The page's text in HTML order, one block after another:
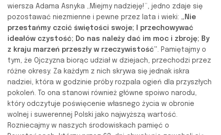
wiersza Adama Asnyka „Miejmy nadzieję!”, jedno zdaje się
pozostawać niezmienne i pewne przez lata i wieki: „Nie
przestańmy czcić świętości swoje; I przechowywać
ideałów czystość; Do nas należy dać im moc i zbroję; By
z kraju marzeń przeszły w rzeczywistość” . Pamiętajmy o
tym, że Ojczyzna biorąc udział w dziejach, przechodzi przez
różne okresy. Za każdym z nich skrywa się jednak iskra
nadziei, która w godzinie próby rozpala ogień dla przyszłych
pokoleń. To ona stanowi również główne spoiwo narodu,
który odczytuje poświęcenie własnego życia w obronie
wolnej i suwerennej Polski jako najwyższą wartość.
Rozniecajmy w naszych środowiskach pamięć o